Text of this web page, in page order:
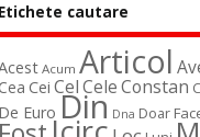
Etichete cautare
Acum Articol
Cea Cei CelCeleConstan
De Euro Din Dna Doar